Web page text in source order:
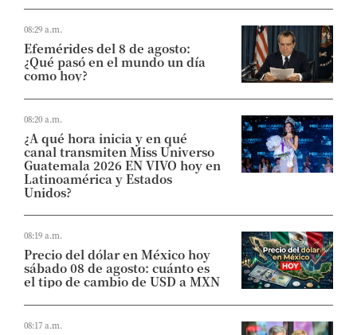
08:29 a.m.
Efemérides del 8 de agosto:
¿Qué pasó en el mundo un día
como hoy?
08:20 a.m.
¿A qué hora inicia y en qué
canal transmiten Miss Universo
Guatemala 2026 EN VIVO hoy en
Latinoamérica y Estados
Unidos?
08:19 a.m.
Precio del dólar en México hoy
sábado 08 de agosto: cuánto es
el tipo de cambio de USD a MXN
08:17 a.m.